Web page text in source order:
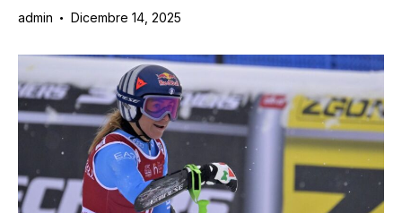
admin Dicembre 14, 2025